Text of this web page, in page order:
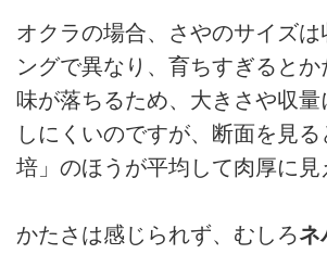
オクラの場合、さやのサイズは
ングで異なり、育ちすぎると
味が落ちるため、大きさや収量
しにくいのですが、断面を見
培」のほうが平均して肉厚に見
かたさは感じられず、むしろネ